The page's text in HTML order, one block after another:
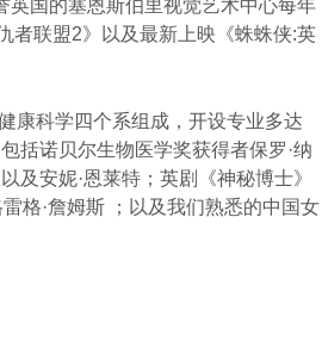
英国的塞恩斯伯里视觉艺术中心每年
者联盟2》以及最新上映《蛛蛛侠:英
康科学四个系组成，开设专业多达
括诺贝尔生物医学奖获得者保罗·纳
及安妮·恩莱特；英剧《神秘博士》
格·詹姆斯 ；以及我们熟悉的中国女